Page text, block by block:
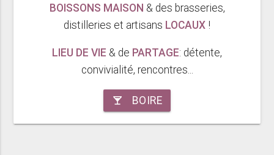
BOISSONS MAISON & des brasseries,
distilleries et artisans LOCAUX !
LIEU DE VIE & de PARTAGE: détente,
convivialité, rencontres...
local_bar BOIRE